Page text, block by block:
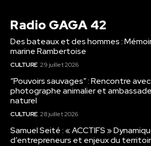
Radio GAGA 42
Des bateaux et des hommes :
marine Rambertoise
CULTURE 29 juillet 2026
“Pouvoirs sauvages” : Rencontre
photographe animalier et
naturel
CULTURE 28 juillet 2026
Samuel Seité : « ACCTIFS »
d’entrepreneurs et enjeux du